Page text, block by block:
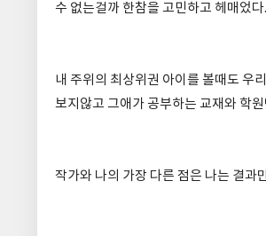
수 없는걸까 한참을 고민하고 헤매었다.
내 주위의 최상위권 아이를 볼때도 우
보지않고 그애가 공부하는 교재와 학
작가와 나의 가장 다른 점은 나는 결과